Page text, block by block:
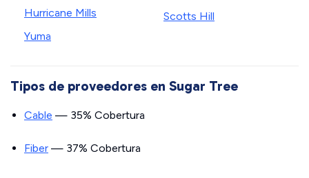
Hurricane Mills
Yuma
Scotts Hill
Tipos de proveedores en Sugar Tree
Cable — 35% Cobertura
Fiber — 37% Cobertura